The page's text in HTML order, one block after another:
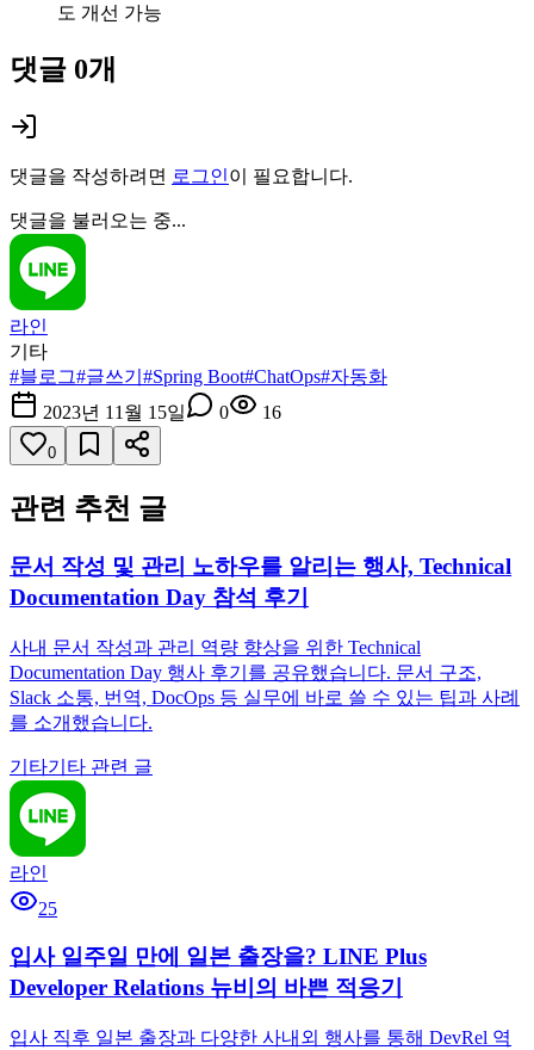
도 개선 가능
댓글 0개
댓글을 작성하려면 로그인이 필요합니다.
댓글을 불러오는 중...
라인
기타
#블로그#글쓰기 #Spring Boot#ChatOps#자동화
2023년 11월 15일
0 16
0
관련 추천 글
문서 작성 및 관리 노하우를 알리는 행사, Technical
Documentation Day 참석 후기
사내 문서 작성과 관리 역량 향상을 위한 Technical
Documentation Day 행사 후기를 공유했습니다. 문서 구조,
Slack 소통, 번역, DocOps 등 실무에 바로 쓸 수 있는 팁과 사례
를 소개했습니다.
기타기타 관련 글
라인
25
입사 일주일 만에 일본 출장을? LINE Plus
Developer Relations 뉴비의 바쁜 적응기
입사 직후 일본 출장과 다양한 사내외 행사를 통해 DevRel 역